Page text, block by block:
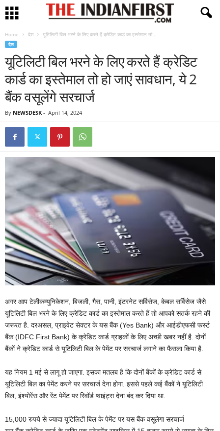
Home देश यूटिलिटी बिल भरने के लिए करते हैं क्रेडिट कार्ड का इस्तेमाल तो...
देश
यूटिलिटी बिल भरने के लिए करते हैं क्रेडिट
कार्ड का इस्तेमाल तो हो जाएं सावधान, ये 2
बैंक वसूलेंगे सरचार्ज
By NEWSDESK - April 14, 2024
अगर आप टेलीकम्युनिकेशन, बिजली, गैस, पानी, इंटरनेट सर्विसेज, केबल सर्विसेज जैसे
यूटिलिटी बिल भरने के लिए क्रेडिट कार्ड का इस्तेमाल करते हैं तो आपको सतर्क रहने की
जरूरत है. दरअसल, प्राइवेट सेक्टर के यस बैंक (Yes Bank) और आईडीएफसी फर्स्ट
बैंक (IDFC First Bank) के क्रेडिट कार्ड ग्राहकों के लिए अच्छी खबर नहीं है. दोनों
बैंकों ने क्रेडिट कार्ड से यूटिलिटी बिल के पेमेंट पर सरचार्ज लगाने का फैसला किया है.
यह नियम 1 मई से लागू हो जाएगा. इसका मतलब है कि दोनों बैंकों के क्रेडिट कार्ड से
यूटिलिटी बिल का पेमेंट करने पर सरचार्ज देना होगा. इससे पहले कई बैंकों ने यूटिलिटी
बिल, इंश्योरेंस और रेंट पेमेंट पर रिवॉर्ड प्वाइंट्स देना बंद कर दिया था.
15,000 रुपये से ज्यादा यूटिलिटी बिल के पेमेंट पर यस बैंक वसूलेगा सरचार्ज